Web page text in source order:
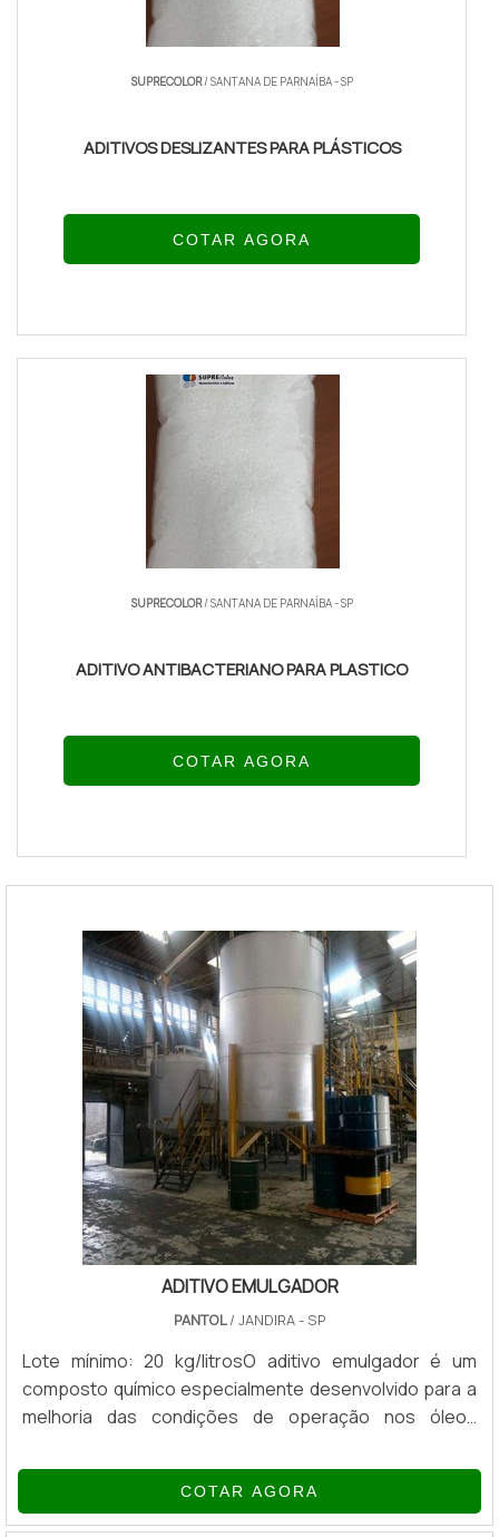
SUPRECOLOR/ SANTANA DE PARNAÍBA - SP
ADITIVOS DESLIZANTES PARA PLÁSTICOS
COTAR AGORA
SUPRECOLOR/ SANTANA DE PARNAÍBA - SP
ADITIVO ANTIBACTERIANO PARA PLASTICO
COTAR AGORA
ADITIVO EMULGADOR
PANTOL/ JANDIRA - SP
Lote mínimo: 20 kg/litrosO aditivo emulgador é um
composto químico especialmente desenvolvido para a
melhoria das condições de operação nos óleos
mistura em água. O composto é capaz de reduzir a
tensão superficial e resistência entre dois produtos,
formando uma película estável na interface entre os
COTAR AGORA